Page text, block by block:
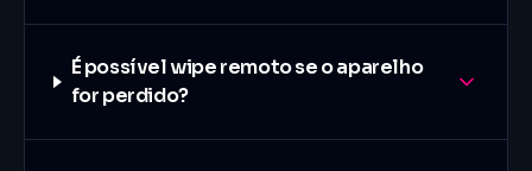
É possível wipe remoto se o aparelho
for perdido?